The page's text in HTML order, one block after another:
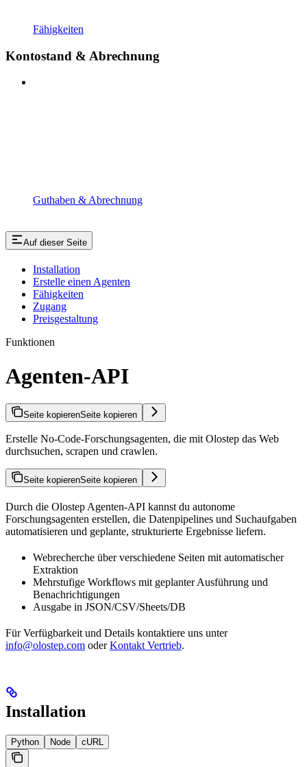
Fähigkeiten
Kontostand & Abrechnung
Guthaben & Abrechnung
Auf dieser Seite
Installation
Erstelle einen Agenten
Fähigkeiten
Zugang
Preisgestaltung
Funktionen
Agenten-API
Seite kopierenSeite kopieren
Erstelle No-Code-Forschungsagenten, die mit Olostep das Web
durchsuchen, scrapen und crawlen.
Seite kopierenSeite kopieren
Durch die Olostep Agenten-API kannst du autonome
Forschungsagenten erstellen, die Datenpipelines und Suchaufgaben
automatisieren und geplante, strukturierte Ergebnisse liefern.
Webrecherche über verschiedene Seiten mit automatischer
Extraktion
Mehrstufige Workflows mit geplanter Ausführung und
Benachrichtigungen
Ausgabe in JSON/CSV/Sheets/DB
Für Verfügbarkeit und Details kontaktiere uns unter
info@olostep.com oderKontakt Vertrieb.
Installation
Python Node cURL